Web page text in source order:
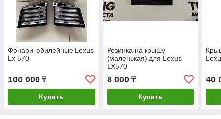
Фонари юбилейные Lexus
Lx 570
100 000 ₸
Купить
Резинка на крышу
(маленькая) для Lexus
LX570
8 000₸
Купить
40